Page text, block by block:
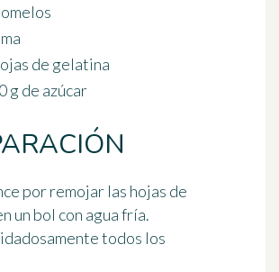
de gelatina
g de azúcar
por remojar las hojas de
un bol con agua fría.
todos los